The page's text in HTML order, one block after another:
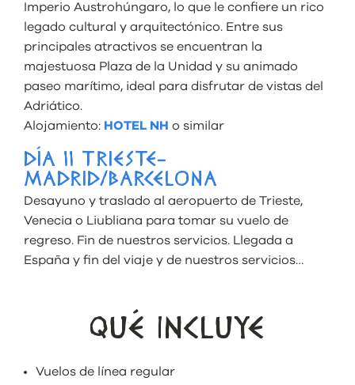
Imperio Austrohúngaro, lo que le confiere un rico
legado cultural y arquitectónico. Entre sus
principales atractivos se encuentran la
majestuosa Plaza de la Unidad y su animado
paseo marítimo, ideal para disfrutar de vistas del
Adriático.
Alojamiento: HOTEL NH o similar
DÍA 11 TRIESTE-
MADRID/BARCELONA
Desayuno y traslado al aeropuerto de Trieste,
Venecia o Liubliana para tomar su vuelo de
regreso. Fin de nuestros servicios. Llegada a
España y fin del viaje y de nuestros servicios…
QUÉ INCLUYE
Vuelos de línea regular